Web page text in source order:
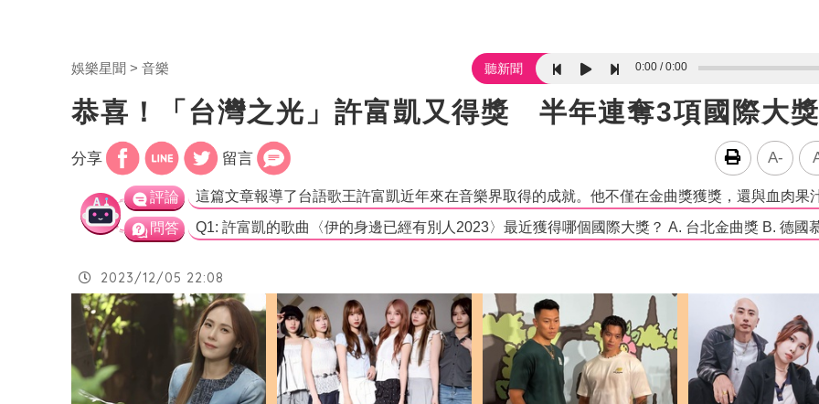
娛樂星聞 音樂 聽新聞 0:00 0:00
恭喜！「台灣之光」許富凱又得獎 半年連奪3項國際大
分享 留言 A-
評論
問答
2023/12/05 22:08